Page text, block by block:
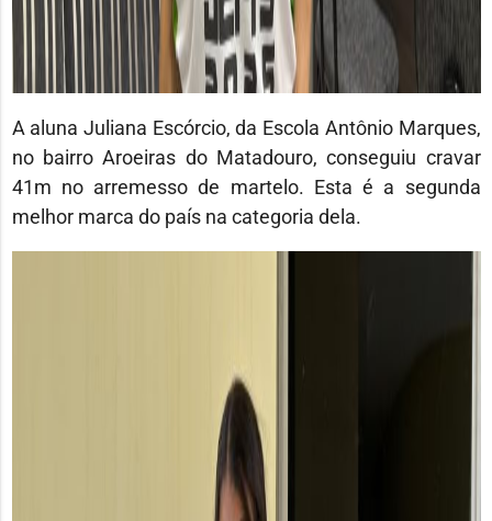
A aluna Juliana Escórcio, da Escola Antônio Marques,
no bairro Aroeiras do Matadouro, conseguiu cravar
41m no arremesso de martelo. Esta é a segunda
melhor marca do país na categoria dela.